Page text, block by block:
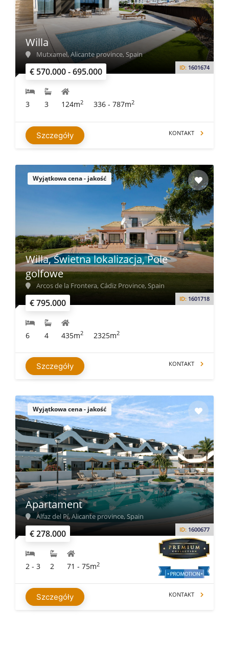
€ 570.000 - 695.000 ID: 1601674
Willa
Mutxamel, Alicante province, Spain
3 3 124m2 336 - 787m2
Szczegóły KONTAKT
Wyjątkowa cena - jakość
€ 795.000 ID: 1601718
Willa, Świetna lokalizacja, Pole
golfowe
Arcos de la Frontera, Cádiz Province, Spain
6 4 435m2 2325m2
Szczegóły KONTAKT
Wyjątkowa cena - jakość
€ 278.000 ID: 1600677
Apartament
Alfaz del Pí, Alicante province, Spain
2 - 3 2 71 - 75m2
Szczegóły KONTAKT